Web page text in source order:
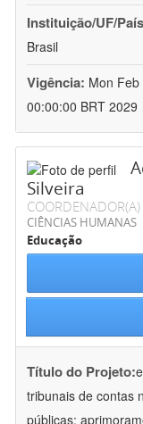
Instituição/UF/
Brasil
Vigência: Mon
00:00:00 BRT 2029
Silveira
COORDENADOR(A)
CIÊNCIAS HUMANAS
Educação
Título do Projeto:
tribunais de contas
públicas: